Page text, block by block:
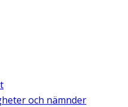
och nämnder